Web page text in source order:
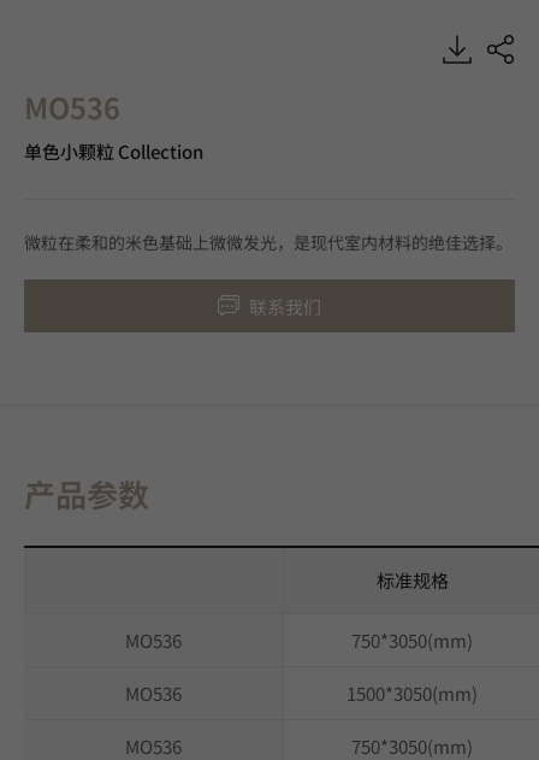
MO536
单色小颗粒 Collection
微粒在柔和的米色基础上微微发光，是现代室内材料的绝佳选择。
联系我们
产品参数
标准规格
MO536 750*3050(mm)
MO536 1500*3050(mm)
MO536 750*3050(mm)